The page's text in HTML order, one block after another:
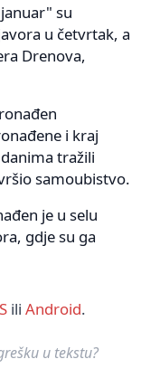
su
u četvrtak, a
Drenova,
i kraj
tražili
samoubistvo.
je u selu
gdje su ga
ili Android.
u tekstu?